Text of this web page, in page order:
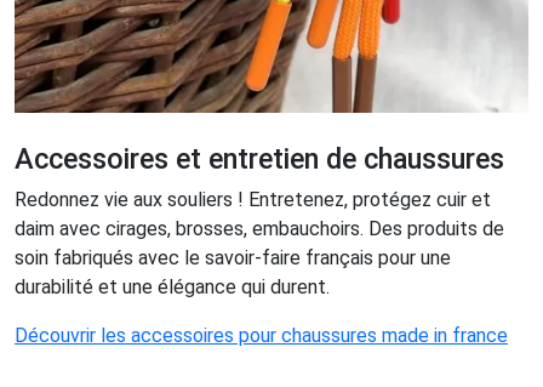
Accessoires et entretien de chaussures
Redonnez vie aux souliers ! Entretenez, protégez cuir et
daim avec cirages, brosses, embauchoirs. Des produits de
soin fabriqués avec le savoir-faire français pour une
durabilité et une élégance qui durent.
Découvrir les accessoires pour chaussures made in france